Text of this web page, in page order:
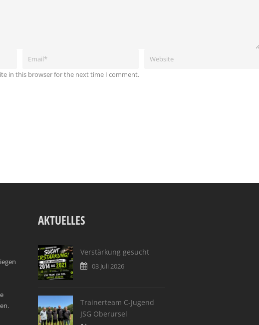
in this browser for the next time I comment.
AKTUELLES
Verstärkung gesucht
03 Juli 2026
Trainerteam C-Jugend
JSG Oberursel